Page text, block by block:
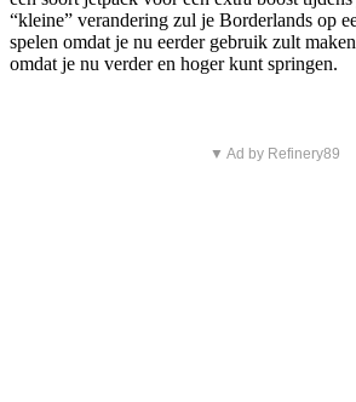
“kleine” verandering zul je Borderlands op
spelen omdat je nu eerder gebruik zult
omdat je nu verder en hoger kunt springen.
▼ Ad by Refinery89